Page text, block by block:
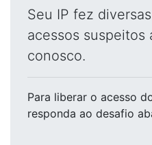
Seu IP fez
acessos suspeitos
conosco.
Para liberar o acesso
responda ao desafio